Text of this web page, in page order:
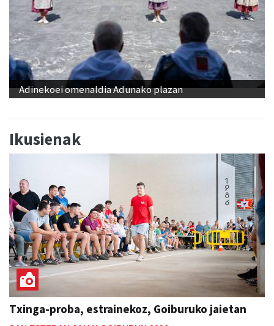
Adinekoei omenaldia Adunako plazan
Ikusienak
Txinga-proba, estrainekoz, Goiburuko jaietan